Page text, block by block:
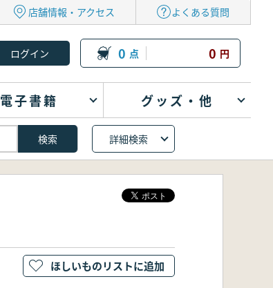
店舗情報・アクセス よくある質問
0 点 0 円
電子書籍 グッズ・他
詳細検索
ほしいものリストに追加